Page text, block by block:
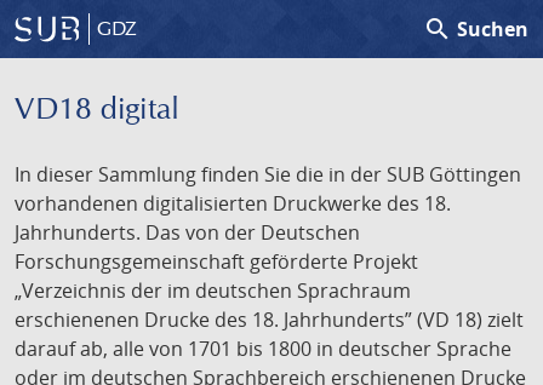
GDZ search Suchen
VD18 digital
In dieser Sammlung finden Sie die in der SUB Göttingen
vorhandenen digitalisierten Druckwerke des 18.
Jahrhunderts. Das von der Deutschen
Forschungsgemeinschaft geförderte Projekt
„Verzeichnis der im deutschen Sprachraum
erschienenen Drucke des 18. Jahrhunderts” (VD 18) zielt
darauf ab, alle von 1701 bis 1800 in deutscher Sprache
oder im deutschen Sprachbereich erschienenen Drucke